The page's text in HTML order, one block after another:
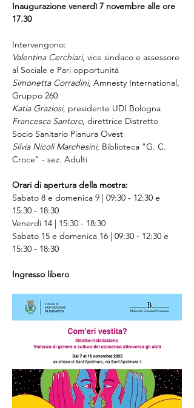
Inaugurazione venerdì 7 novembre alle ore
17.30
Intervengono:
Valentina Cerchiari, vice sindaco e assessore
al Sociale e Pari opportunità
Simonetta Corradini, Amnesty International,
Gruppo 260
Katia Graziosi, presidente UDI Bologna
Francesca Santoro, direttrice Distretto
Socio Sanitario Pianura Ovest
Silvia Nicoli Marchesini, Biblioteca "G. C.
Croce" - sez. Adulti
Orari di apertura della mostra:
Sabato 8 e domenica 9 | 09:30 - 12:30 e
15:30 - 18:30
Venerdì 14 | 15:30 - 18:30
Sabato 15 e domenica 16 | 09:30 - 12:30 e
15:30 - 18:30
Ingresso libero